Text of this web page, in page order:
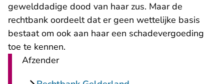
gewelddadige dood van haar zus. Maar de
rechtbank oordeelt dat er geen wettelijke basis
bestaat om ook aan haar een schadevergoeding
toe te kennen.
Afzender